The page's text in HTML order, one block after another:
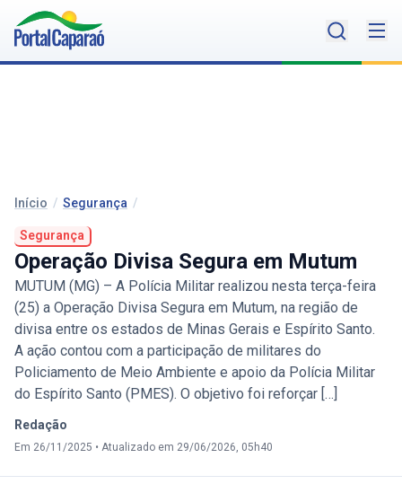
Início / Segurança /
Segurança
Operação Divisa Segura em Mutum
MUTUM (MG) – A Polícia Militar realizou nesta terça-feira
(25) a Operação Divisa Segura em Mutum, na região de
divisa entre os estados de Minas Gerais e Espírito Santo.
A ação contou com a participação de militares do
Policiamento de Meio Ambiente e apoio da Polícia Militar
do Espírito Santo (PMES). O objetivo foi reforçar […]
Redação
Em 26/11/2025 • Atualizado em 29/06/2026, 05h40